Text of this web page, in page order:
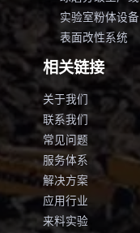
实验室粉体设备
表面改性系统
相关链接
关于我们
联系我们
常见问题
服务体系
解决方案
应用行业
来料实验